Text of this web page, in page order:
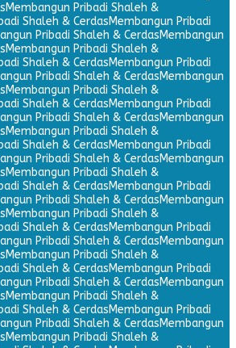
Membangun Pribadi Shaleh &
Shaleh & CerdasMembangun Pribadi
Pribadi Shaleh & CerdasMembangun
Membangun Pribadi Shaleh &
Shaleh & CerdasMembangun Pribadi
Pribadi Shaleh & CerdasMembangun
Membangun Pribadi Shaleh &
Shaleh & CerdasMembangun Pribadi
Pribadi Shaleh & CerdasMembangun
Membangun Pribadi Shaleh &
Shaleh & CerdasMembangun Pribadi
Pribadi Shaleh & CerdasMembangun
Membangun Pribadi Shaleh &
Shaleh & CerdasMembangun Pribadi
Pribadi Shaleh & CerdasMembangun
Membangun Pribadi Shaleh &
Shaleh & CerdasMembangun Pribadi
Pribadi Shaleh & CerdasMembangun
Membangun Pribadi Shaleh &
Shaleh & CerdasMembangun Pribadi
Pribadi Shaleh & CerdasMembangun
Membangun Pribadi Shaleh &
Shaleh & CerdasMembangun Pribadi
Pribadi Shaleh & CerdasMembangun
Membangun Pribadi Shaleh &